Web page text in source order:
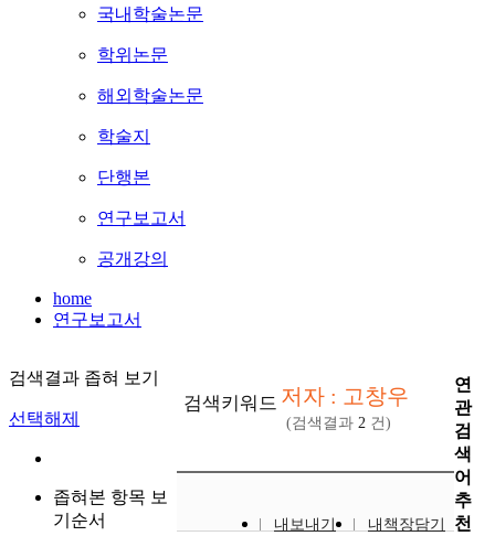
국내학술논문
학위논문
해외학술논문
학술지
단행본
연구보고서
공개강의
home
연구보고서
검색결과 좁혀 보기
선택해제
좁혀본 항목 보
기순서
검색키워드 저자 : 고창우
(검색결과 2 건)
내보내기
내책장담기
연
관
검
색
어
추
천